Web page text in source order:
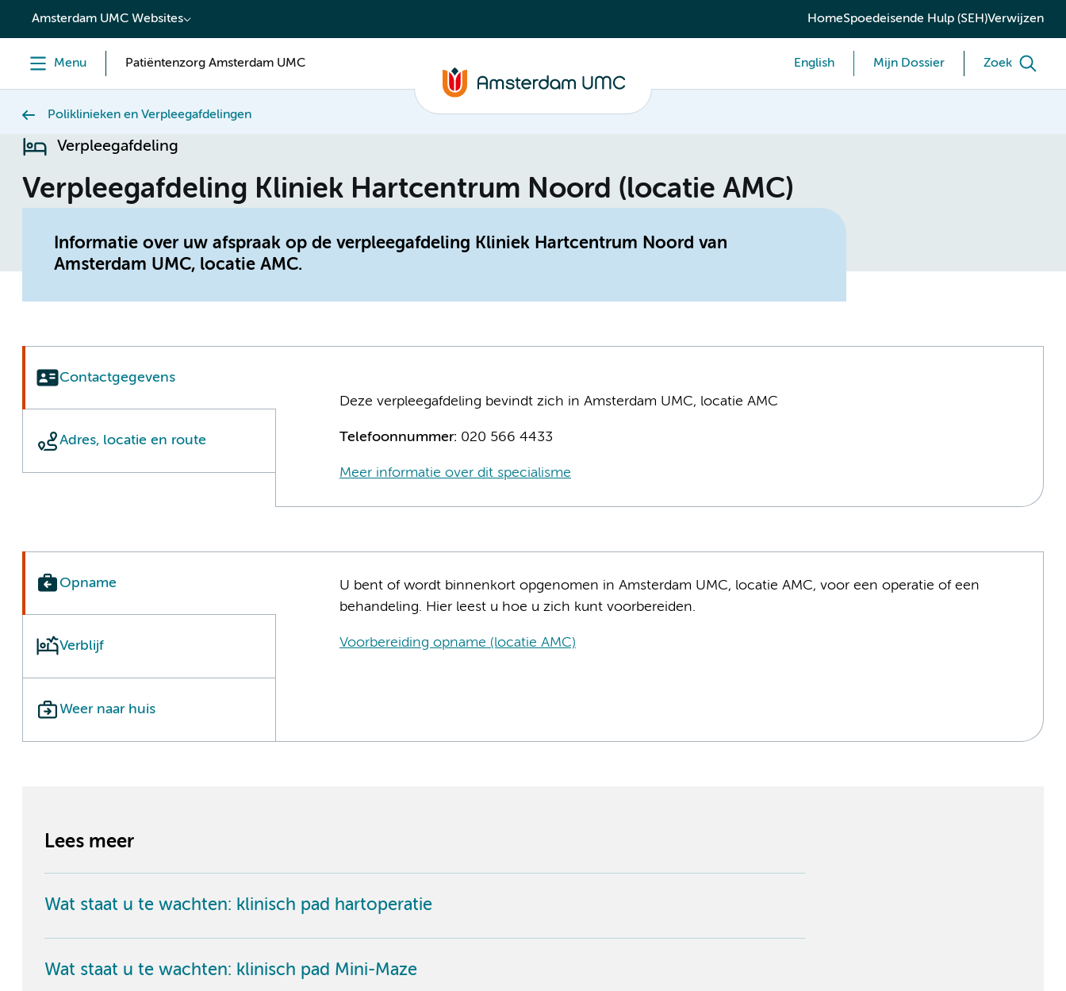
content
Amsterdam UMC Websites HomeSpoedeisende Hulp (SEH)Verwijzen
Menu Patiëntenzorg Amsterdam UMC English Mijn Dossier Zoek
Poliklinieken en Verpleegafdelingen
Verpleegafdeling
Verpleegafdeling Kliniek Hartcentrum Noord (locatie AMC)
Informatie over uw afspraak op de verpleegafdeling Kliniek Hartcentrum Noord van
Amsterdam UMC, locatie AMC.
Contactgegevens
Adres, locatie en route
Deze verpleegafdeling bevindt zich in Amsterdam UMC, locatie AMC
Telefoonnummer: 020 566 4433
Meer informatie over dit specialisme
Opname
Verblijf
Weer naar huis
U bent of wordt binnenkort opgenomen in Amsterdam UMC, locatie AMC, voor een operatie of een
behandeling. Hier leest u hoe u zich kunt voorbereiden.
Voorbereiding opname (locatie AMC)
Lees meer
Wat staat u te wachten: klinisch pad hartoperatie
Wat staat u te wachten: klinisch pad Mini-Maze